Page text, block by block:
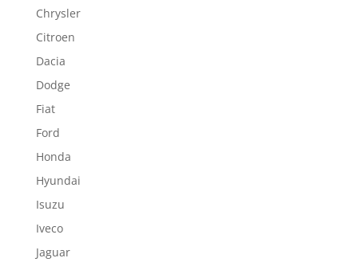
Chrysler
Citroen
Dacia
Dodge
Fiat
Ford
Honda
Hyundai
Isuzu
Iveco
Jaguar